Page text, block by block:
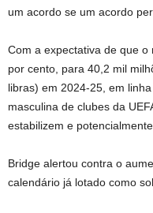
um acordo se um acordo
Com a expectativa de que
por cento, para 40,2 mil
libras) em 2024-25, em
masculina de clubes da
estabilizem e
Bridge alertou contra o
calendário já lotado como